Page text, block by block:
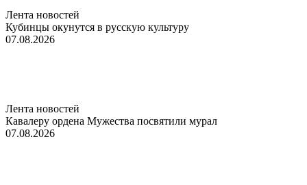
Лента новостей
Кубинцы окунутся в русскую культуру
07.08.2026
Лента новостей
Кавалеру ордена Мужества посвятили мурал
07.08.2026